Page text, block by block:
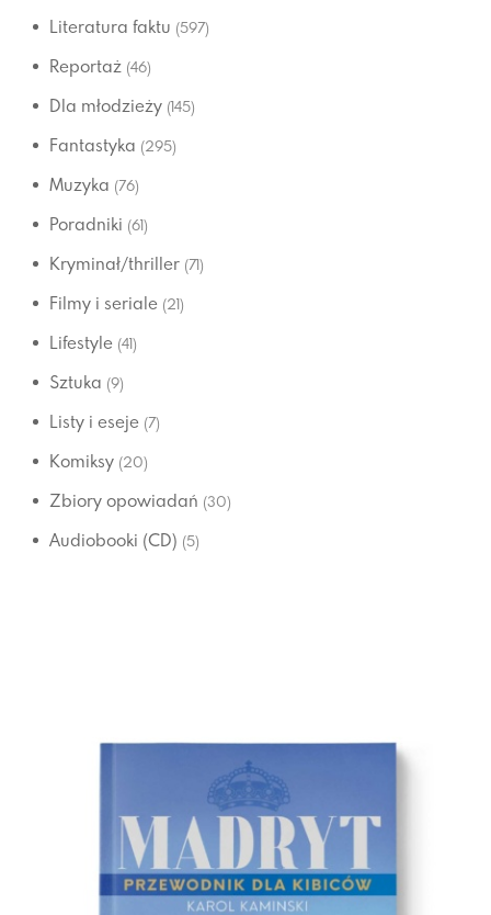
Literatura faktu (597)
Reportaż (46)
Dla młodzieży (145)
Fantastyka (295)
Muzyka (76)
Poradniki (61)
Kryminał/thriller (71)
Filmy i seriale (21)
Lifestyle (41)
Sztuka (9)
Listy i eseje (7)
Komiksy (20)
Zbiory opowiadań (30)
Audiobooki (CD) (5)